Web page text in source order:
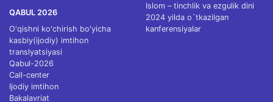
QABUL 2026
O'qishni ko'chirish bo'yicha
kasbiy(ijodiy) imtihon
translyatsiyasi
Qabul-2026
Call-center
Ijodiy imtihon
Bakalavriat
Islom – tinchlik va ezgulik dini
2024 yilda o`tkazilgan
kanferensiyalar